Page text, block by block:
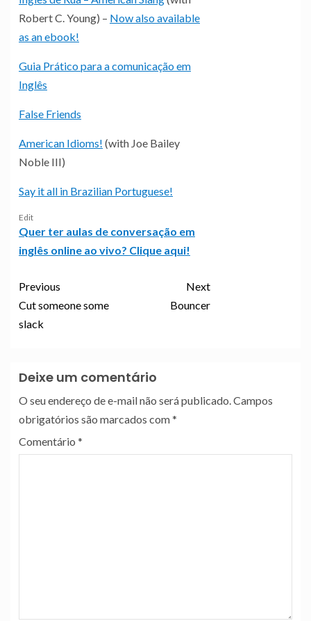
Robert C. Young) – Now also available
as an ebook!
Guia Prático para a comunicação em
Inglês
False Friends
American Idioms! (with Joe Bailey
Noble III)
Say it all in Brazilian Portuguese!
Edit
Quer ter aulas de conversação em
inglês online ao vivo? Clique aqui!
Previous
Cut someone some
slack
Next
Bouncer
Deixe um comentário
O seu endereço de e-mail não será publicado. Campos
obrigatórios são marcados com*
Comentário *